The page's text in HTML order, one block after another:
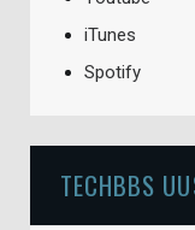
iTunes
Spotify
TECHBBS